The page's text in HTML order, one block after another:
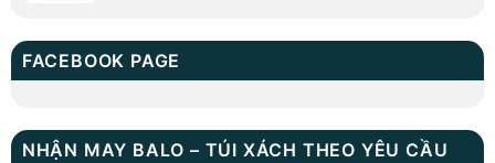
FACEBOOK PAGE
NHẬN MAY BALO – TÚI XÁCH THEO YÊU CẦU